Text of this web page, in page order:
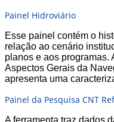
Painel Hidroviário
Esse painel contém o
relação ao cenário
planos e aos programas.
Aspectos Gerais da
apresenta uma
Painel da Pesquisa CNT
A ferramenta traz dados